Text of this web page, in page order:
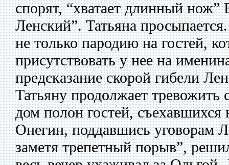
спорят, “хватает длинный нож”
Ленский”. Татьяна
не только пародию на гостей,
присутствовать у нее на
предсказание скорой гибели
Татьяну продолжает тревожить
дом полон гостей,
Онегин, поддавшись уговорам
заметя трепетный порыв”,